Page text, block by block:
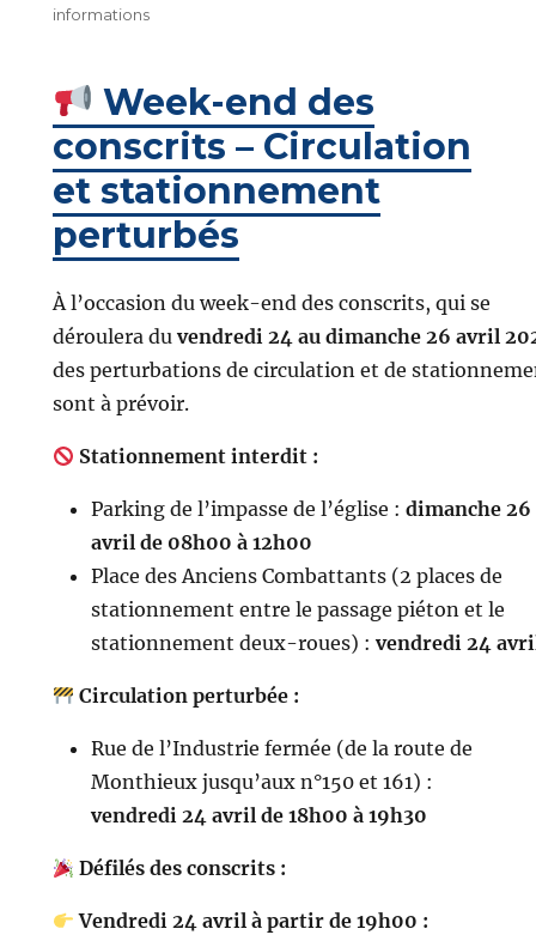
informations
Week-end des
conscrits – Circulation
et stationnement
perturbés
À l’occasion du week-end des conscrits, qui se
déroulera du vendredi 24 au dimanche 26 avril
des perturbations de circulation et de
sont à prévoir.
Stationnement interdit :
Parking de l’impasse de l’église : dimanche 26
avril de 08h00 à 12h00
Place des Anciens Combattants (2 places de
stationnement entre le passage piéton et le
stationnement deux-roues) : vendredi 24
Circulation perturbée :
Rue de l’Industrie fermée (de la route de
Monthieux jusqu’aux n°150 et 161) :
vendredi 24 avril de 18h00 à 19h30
Défilés des conscrits :
Vendredi 24 avril à partir de 19h00 :